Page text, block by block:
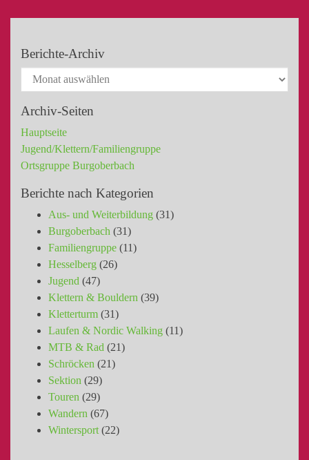
Berichte-Archiv
Archiv-Seiten
Hauptseite
Jugend/Klettern/Familiengruppe
Ortsgruppe Burgoberbach
Berichte nach Kategorien
Aus- und Weiterbildung (31)
Burgoberbach (31)
Familiengruppe (11)
Hesselberg (26)
Jugend (47)
Klettern & Bouldern (39)
Kletterturm (31)
Laufen & Nordic Walking (11)
MTB & Rad (21)
Schröcken (21)
Sektion (29)
Touren (29)
Wandern (67)
Wintersport (22)